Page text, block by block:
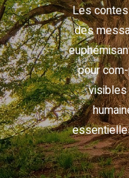
Les
des
pour